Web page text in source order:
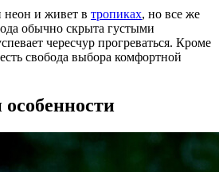
неон и живет в тропиках, но все же
обычно скрыта густыми
чересчур прогреваться. Кроме
свобода выбора комфортной